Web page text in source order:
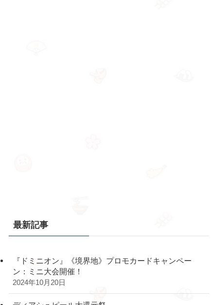
最新記事
『ドミニオン』《境界地》プロモカードキャンペー
ン：ミニ大会開催！
2024年10月20日